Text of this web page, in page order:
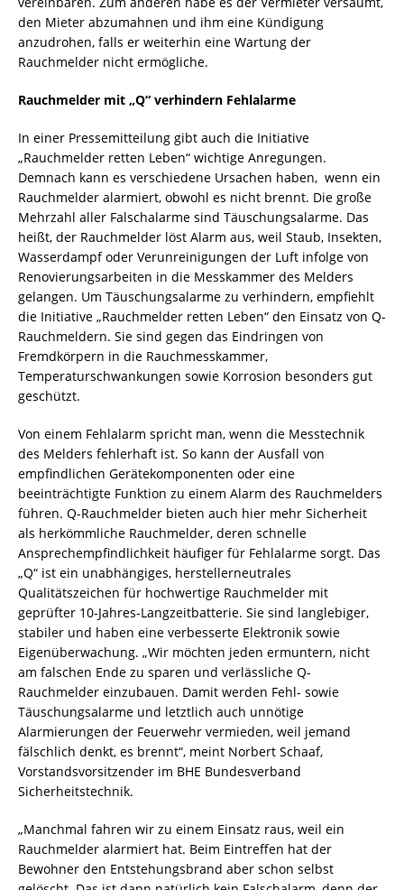
den Mieter abzumahnen und ihm eine Kündigung
anzudrohen, falls er weiterhin eine Wartung der
Rauchmelder nicht ermögliche.
Rauchmelder mit „Q“ verhindern Fehlalarme
In einer Pressemitteilung gibt auch die Initiative
„Rauchmelder retten Leben“ wichtige Anregungen.
Demnach kann es verschiedene Ursachen haben, wenn ein
Rauchmelder alarmiert, obwohl es nicht brennt. Die große
Mehrzahl aller Falschalarme sind Täuschungsalarme. Das
heißt, der Rauchmelder löst Alarm aus, weil Staub, Insekten,
Wasserdampf oder Verunreinigungen der Luft infolge von
Renovierungsarbeiten in die Messkammer des Melders
gelangen. Um Täuschungsalarme zu verhindern, empfiehlt
die Initiative „Rauchmelder retten Leben“ den Einsatz von Q-
Rauchmeldern. Sie sind gegen das Eindringen von
Fremdkörpern in die Rauchmesskammer,
Temperaturschwankungen sowie Korrosion besonders gut
geschützt.
Von einem Fehlalarm spricht man, wenn die Messtechnik
des Melders fehlerhaft ist. So kann der Ausfall von
empfindlichen Gerätekomponenten oder eine
beeinträchtigte Funktion zu einem Alarm des Rauchmelders
führen. Q-Rauchmelder bieten auch hier mehr Sicherheit
als herkömmliche Rauchmelder, deren schnelle
Ansprechempfindlichkeit häufiger für Fehlalarme sorgt. Das
„Q“ ist ein unabhängiges, herstellerneutrales
Qualitätszeichen für hochwertige Rauchmelder mit
geprüfter 10-Jahres-Langzeitbatterie. Sie sind langlebiger,
stabiler und haben eine verbesserte Elektronik sowie
Eigenüberwachung. „Wir möchten jeden ermuntern, nicht
am falschen Ende zu sparen und verlässliche Q-
Rauchmelder einzubauen. Damit werden Fehl- sowie
Täuschungsalarme und letztlich auch unnötige
Alarmierungen der Feuerwehr vermieden, weil jemand
fälschlich denkt, es brennt“, meint Norbert Schaaf,
Vorstandsvorsitzender im BHE Bundesverband
Sicherheitstechnik.
„Manchmal fahren wir zu einem Einsatz raus, weil ein
Rauchmelder alarmiert hat. Beim Eintreffen hat der
Bewohner den Entstehungsbrand aber schon selbst